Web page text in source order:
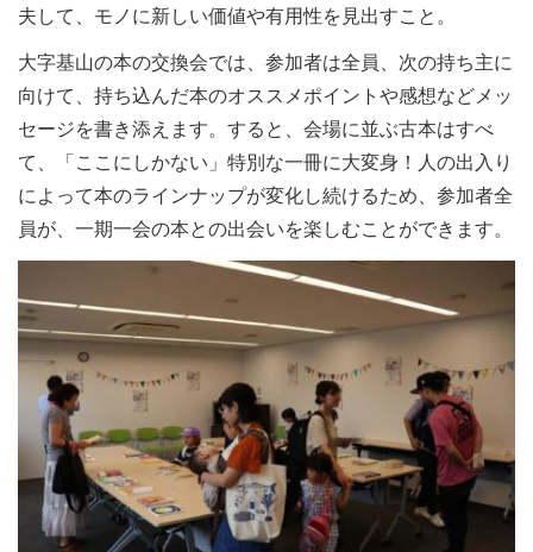
夫して、モノに新しい価値や有用性を見出すこと。
大字基山の本の交換会では、参加者は全員、次の持ち主に
向けて、持ち込んだ本のオススメポイントや感想などメッ
セージを書き添えます。すると、会場に並ぶ古本はすべ
て、「ここにしかない」特別な一冊に大変身！人の出入り
によって本のラインナップが変化し続けるため、参加者全
員が、一期一会の本との出会いを楽しむことができます。